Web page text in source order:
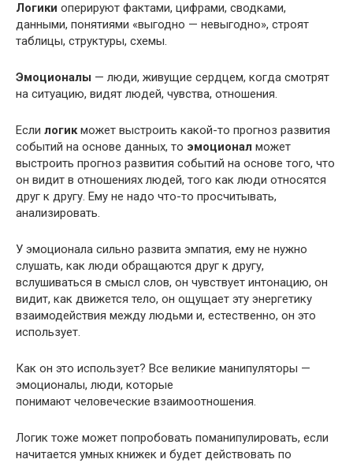
Логики оперируют фактами, цифрами, сводками,
данными, понятиями «выгодно — невыгодно», строят
таблицы, структуры, схемы.
Эмоционалы — люди, живущие сердцем, когда смотрят
на ситуацию, видят людей, чувства, отношения.
Если логикможет выстроить какой-то прогноз развития
событий на основе данных, то эмоционал может
выстроить прогноз развития событий на основе того, что
он видит в отношениях людей, того как люди относятся
друг к другу. Ему не надо что-то просчитывать,
анализировать.
У эмоционала сильно развита эмпатия, ему не нужно
слушать, как люди обращаются друг к другу,
вслушиваться в смысл слов, он чувствует интонацию, он
видит, как движется тело, он ощущает эту энергетику
взаимодействия между людьми и, естественно, он это
использует.
Как он это использует? Все великие манипуляторы —
эмоционалы, люди, которые
понимают человеческие взаимоотношения.
Логик тоже может попробовать поманипулировать, если
начитается умных книжек и будет действовать по